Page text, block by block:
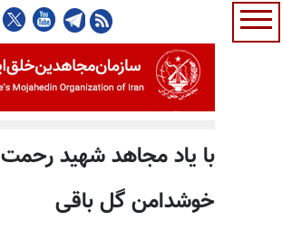
با یاد مجاهد شهید رحمت
خوشدامن گل باقی